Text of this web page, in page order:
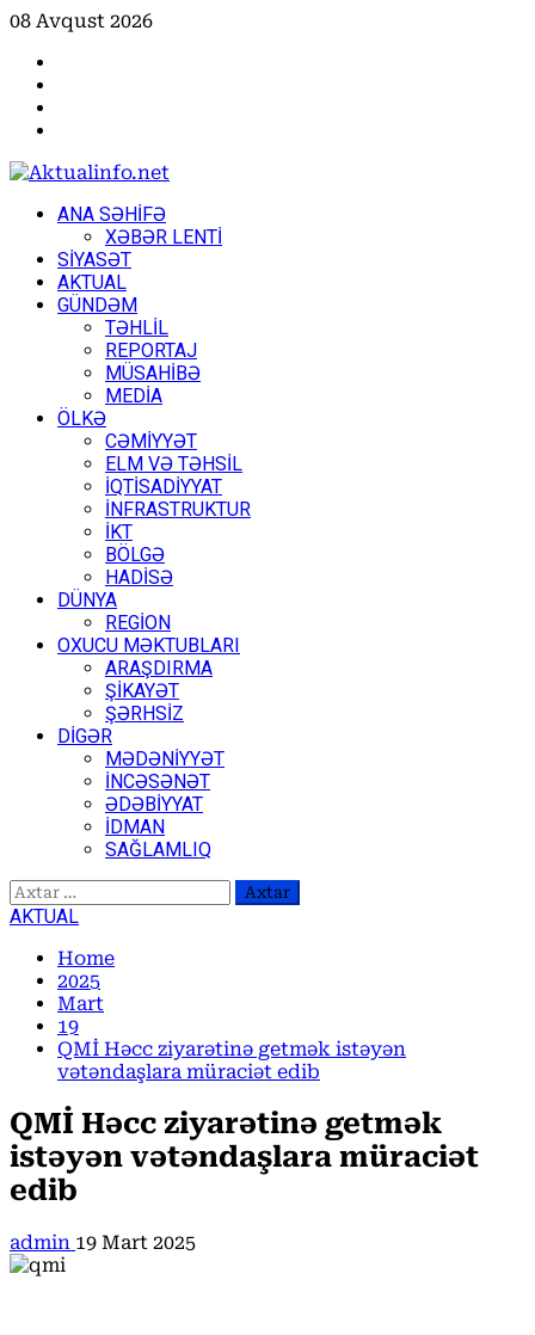
Skip
content
08 Avqust 2026
PrimaryANA SƏHİFƏ
XƏBƏR LENTİ
SİYASƏT
AKTUAL
GÜNDƏM
TƏHLİL
REPORTAJ
MÜSAHİBƏ
MEDİA
ÖLKƏ
CƏMİYYƏT
ELM VƏ TƏHSİL
İQTİSADİYYAT
İNFRASTRUKTUR
İKT
BÖLGƏ
HADİSƏ
DÜNYA
REGİON
OXUCU MƏKTUBLARI
ARAŞDIRMA
ŞİKAYƏT
ŞƏRHSİZ
DİGƏR
MƏDƏNİYYƏT
İNCƏSƏNƏT
ƏDƏBİYYAT
İDMAN
SAĞLAMLIQ
Axtarış:
AKTUAL
Home
2025
Mart
19
QMİ Həcc ziyarətinə getmək istəyən
vətəndaşlara müraciət edib
QMİ Həcc ziyarətinə getmək
istəyən vətəndaşlara müraciət
edib
admin 19 Mart 2025